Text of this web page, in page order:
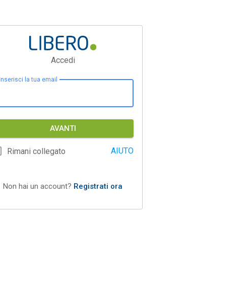
Accedi
Inserisci la tua email
AVANTI
Rimani collegato AIUTO
Non hai un account? Registrati ora